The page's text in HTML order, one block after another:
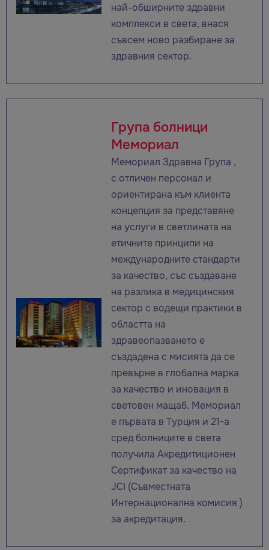
най-обширните здравни
комплекси в света, внася
съвсем ново разбиране за
здравния сектор.
Група болници
Мемориал
Meмориал Здравна Група ,
с отличен персонал и
ориентирана към клиента
концепция за представяне
на услуги в светлината на
етичните принципи на
международните стандарти
за качество, със създаване
на разлика в медицинския
сектор с водещи практики в
областта на
здравеопазването е
създадена с мисията да се
превърне в глобална марка
за качество и иновация в
световен мащаб. Meмориал
е първата в Турция и 21-а
сред болниците в света
получила Акредитиционен
Сертификат за качество на
JCI (Съвместната
Интернационална комисия )
за акредитация.